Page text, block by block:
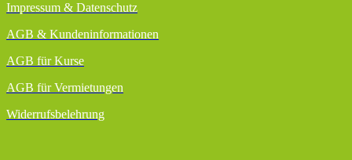
Impressum & Datenschutz
AGB & Kundeninformationen
AGB für Kurse
AGB für Vermietungen
Widerrufsbelehrung